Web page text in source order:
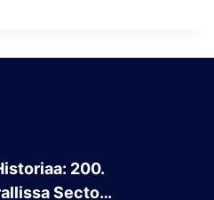
200.
Secto…